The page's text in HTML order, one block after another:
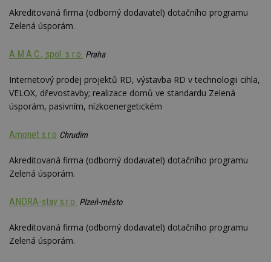
Akreditovaná firma (odborný dodavatel) dotačního programu
Zelená úsporám.
A.M.A.C., spol. s r.o. Praha
Internetový prodej projektů RD, výstavba RD v technologii cihla,
VELOX, dřevostavby; realizace domů ve standardu Zelená
úsporám, pasivním, nízkoenergetickém
Amonet s.r.o Chrudim
Akreditovaná firma (odborný dodavatel) dotačního programu
Zelená úsporám.
ANDRA-stav s.r.o. Plzeň-město
Akreditovaná firma (odborný dodavatel) dotačního programu
Zelená úsporám.